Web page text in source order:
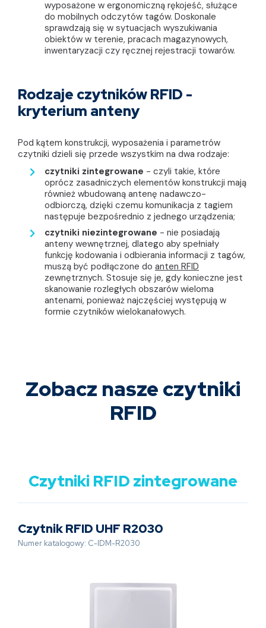
wyposażone w ergonomiczną rękojeść, służące
do mobilnych odczytów tagów. Doskonale
sprawdzają się w sytuacjach wyszukiwania
obiektów w terenie, pracach magazynowych,
inwentaryzacji czy ręcznej rejestracji towarów.
Rodzaje czytników RFID -
kryterium anteny
Pod kątem konstrukcji, wyposażenia i parametrów
czytniki dzieli się przede wszystkim na dwa rodzaje:
czytniki zintegrowane - czyli takie, które
oprócz zasadniczych elementów konstrukcji mają
również wbudowaną antenę nadawczo-
odbiorczą, dzięki czemu komunikacja z tagiem
następuje bezpośrednio z jednego urządzenia;
czytniki niezintegrowane - nie posiadają
anteny wewnętrznej, dlatego aby spełniały
funkcję kodowania i odbierania informacji z tagów,
muszą być podłączone do anten RFID
zewnętrznych. Stosuje się je, gdy konieczne jest
skanowanie rozległych obszarów wieloma
antenami, ponieważ najczęściej występują w
formie czytników wielokanałowych.
Zobacz nasze czytniki
RFID
Czytniki RFID zintegrowane
Czytnik RFID UHF R2030
Numer katalogowy: C-IDM-R2030